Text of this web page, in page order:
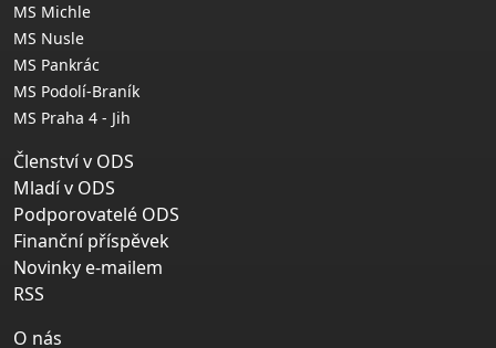
MS Michle
MS Nusle
MS Pankrác
MS Podolí-Braník
MS Praha 4 - Jih
Členství v ODS
Mladí v ODS
Podporovatelé ODS
Finanční příspěvek
Novinky e-mailem
RSS
O nás